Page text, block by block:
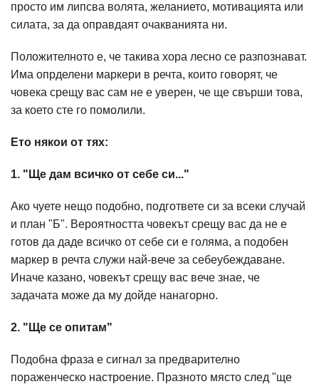
просто им липсва волята, желанието, мотивацията или
силата, за да оправдаят очакванията ни.
Положителното е, че такива хора лесно се разпознават.
Има опрделени маркери в речта, които говорят, че
човека срещу вас сам не е уверен, че ще свърши това,
за което сте го помолили.
Ето някои от тях:
1. "Ще дам всичко от себе си..."
Ако чуете нещо подобно, подгответе си за всеки случай
и план "Б". Вероятността човекът срещу вас да не е
готов да даде всичко от себе си е голяма, а подобен
маркер в речта служи най-вече за себеубеждаване.
Иначе казано, човекът срещу вас вече знае, че
задачата може да му дойде нанагорно.
2. "Ще се опитам"
Подобна фраза е сигнал за предварително
пораженческо настроение. Празното място след "ще